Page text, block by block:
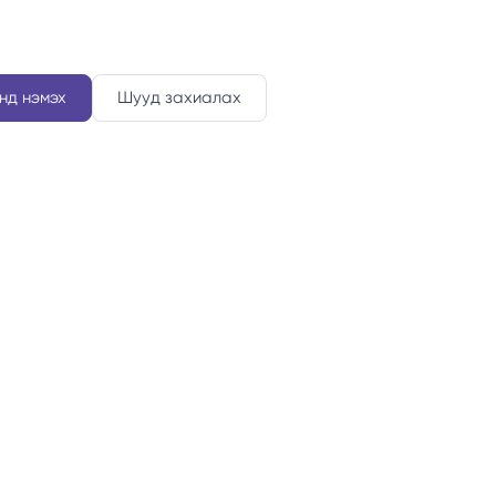
нэмэх Шууд захиалах